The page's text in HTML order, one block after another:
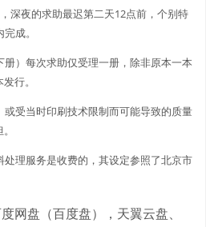
深夜的求助最迟第二天12点前，个别特
成。
）每次求助仅受理一册，除非原本一本
行。
受当时印刷技术限制而可能导致的质量
理服务是收费的，其设定参照了北京市
网盘（百度盘），天翼云盘、